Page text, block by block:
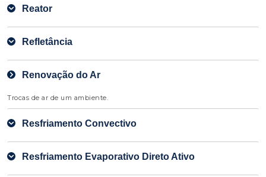
Reator
Refletância
Renovação do Ar
Trocas de ar de um ambiente.
Resfriamento Convectivo
Resfriamento Evaporativo Direto Ativo